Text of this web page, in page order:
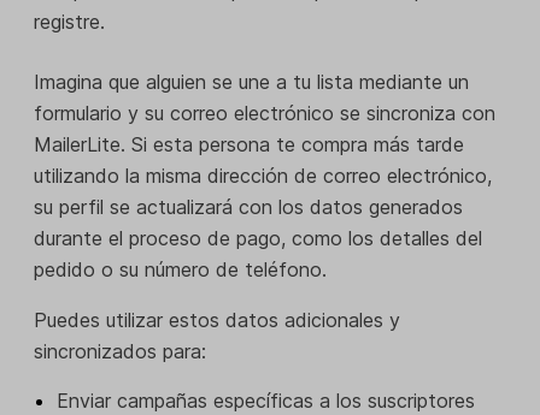
registre.
Imagina que alguien se une a tu lista mediante un
formulario y su correo electrónico se sincroniza con
MailerLite. Si esta persona te compra más tarde
utilizando la misma dirección de correo electrónico,
su perfil se actualizará con los datos generados
durante el proceso de pago, como los detalles del
pedido o su número de teléfono.
Puedes utilizar estos datos adicionales y
sincronizados para:
Enviar campañas específicas a los suscriptores